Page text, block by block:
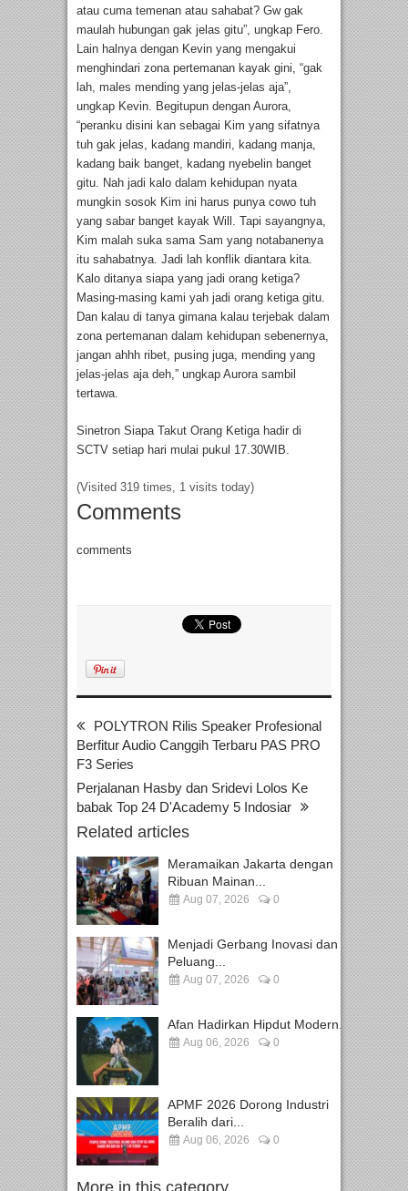
atau cuma temenan atau sahabat? Gw gak
maulah hubungan gak jelas gitu”, ungkap Fero.
Lain halnya dengan Kevin yang mengakui
menghindari zona pertemanan kayak gini, “gak
lah, males mending yang jelas-jelas aja”,
ungkap Kevin. Begitupun dengan Aurora,
“peranku disini kan sebagai Kim yang sifatnya
tuh gak jelas, kadang mandiri, kadang manja,
kadang baik banget, kadang nyebelin banget
gitu. Nah jadi kalo dalam kehidupan nyata
mungkin sosok Kim ini harus punya cowo tuh
yang sabar banget kayak Will. Tapi sayangnya,
Kim malah suka sama Sam yang notabanenya
itu sahabatnya. Jadi lah konflik diantara kita.
Kalo ditanya siapa yang jadi orang ketiga?
Masing-masing kami yah jadi orang ketiga gitu.
Dan kalau di tanya gimana kalau terjebak dalam
zona pertemanan dalam kehidupan sebenernya,
jangan ahhh ribet, pusing juga, mending yang
jelas-jelas aja deh,” ungkap Aurora sambil
tertawa.
Sinetron Siapa Takut Orang Ketiga hadir di
SCTV setiap hari mulai pukul 17.30WIB.
(Visited 319 times, 1 visits today)
Comments
comments
POLYTRON Rilis Speaker Profesional
Berfitur Audio Canggih Terbaru PAS PRO
F3 Series
Perjalanan Hasby dan Sridevi Lolos Ke
babak Top 24 D'Academy 5 Indosiar
Related articles
Meramaikan Jakarta dengan
Ribuan Mainan...
Aug 07, 2026 0
Menjadi Gerbang Inovasi dan
Peluang...
Aug 07, 2026 0
Afan Hadirkan Hipdut Modern...
Aug 06, 2026 0
APMF 2026 Dorong Industri
Beralih dari...
Aug 06, 2026 0
More in this category